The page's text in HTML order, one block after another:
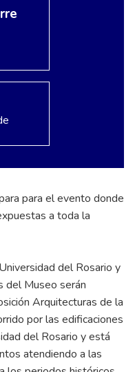
para el evento donde
a toda la
del Rosario y
del Museo serán
Arquitecturas de la
por las edificaciones
del Rosario y está
atendiendo a las